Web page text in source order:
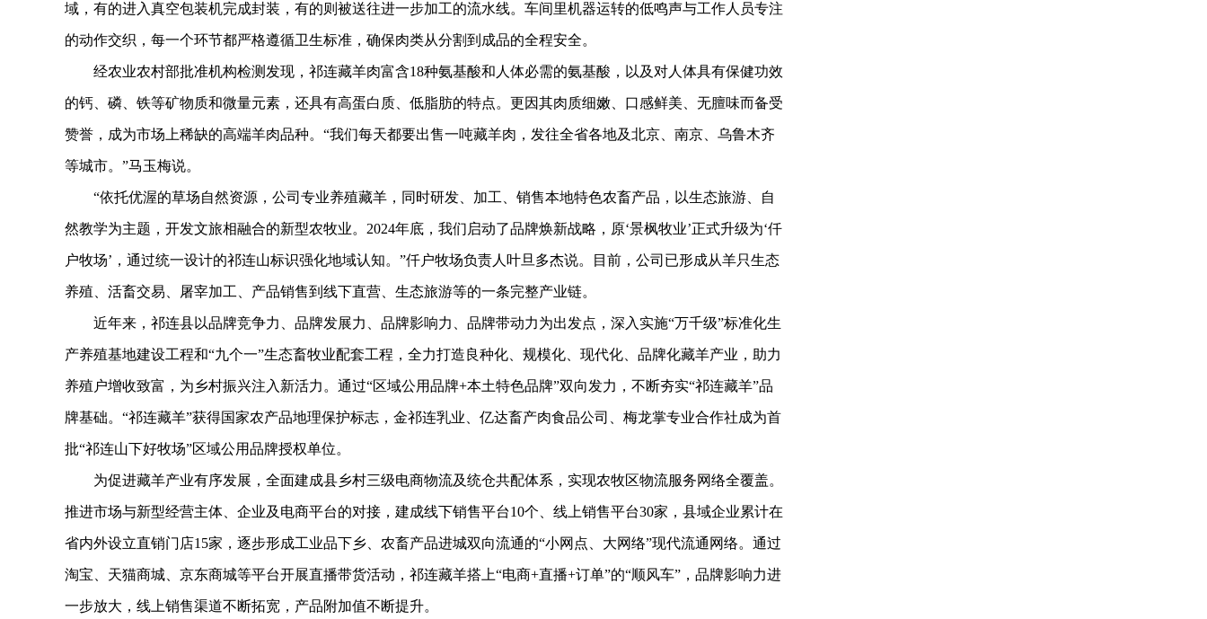
域，有的进入真空包装机完成封装，有的则被送往进一步加工的流水线。车间里机器运转的低鸣声与工作人员专注
的动作交织，每一个环节都严格遵循卫生标准，确保肉类从分割到成品的全程安全。
经农业农村部批准机构检测发现，祁连藏羊肉富含18种氨基酸和人体必需的氨基酸，以及对人体具有保健功效
的钙、磷、铁等矿物质和微量元素，还具有高蛋白质、低脂肪的特点。更因其肉质细嫩、口感鲜美、无膻味而备受
赞誉，成为市场上稀缺的高端羊肉品种。“我们每天都要出售一吨藏羊肉，发往全省各地及北京、南京、乌鲁木齐
等城市。”马玉梅说。
“依托优渥的草场自然资源，公司专业养殖藏羊，同时研发、加工、销售本地特色农畜产品，以生态旅游、自
然教学为主题，开发文旅相融合的新型农牧业。2024年底，我们启动了品牌焕新战略，原‘景枫牧业’正式升级为‘仟
户牧场’，通过统一设计的祁连山标识强化地域认知。”仟户牧场负责人叶旦多杰说。目前，公司已形成从羊只生态
养殖、活畜交易、屠宰加工、产品销售到线下直营、生态旅游等的一条完整产业链。
近年来，祁连县以品牌竞争力、品牌发展力、品牌影响力、品牌带动力为出发点，深入实施“万千级”标准化生
产养殖基地建设工程和“九个一”生态畜牧业配套工程，全力打造良种化、规模化、现代化、品牌化藏羊产业，助力
养殖户增收致富，为乡村振兴注入新活力。通过“区域公用品牌+本土特色品牌”双向发力，不断夯实“祁连藏羊”品
牌基础。“祁连藏羊”获得国家农产品地理保护标志，金祁连乳业、亿达畜产肉食品公司、梅龙掌专业合作社成为首
批“祁连山下好牧场”区域公用品牌授权单位。
为促进藏羊产业有序发展，全面建成县乡村三级电商物流及统仓共配体系，实现农牧区物流服务网络全覆盖。
推进市场与新型经营主体、企业及电商平台的对接，建成线下销售平台10个、线上销售平台30家，县域企业累计在
省内外设立直销门店15家，逐步形成工业品下乡、农畜产品进城双向流通的“小网点、大网络”现代流通网络。通过
淘宝、天猫商城、京东商城等平台开展直播带货活动，祁连藏羊搭上“电商+直播+订单”的“顺风车”，品牌影响力进
一步放大，线上销售渠道不断拓宽，产品附加值不断提升。